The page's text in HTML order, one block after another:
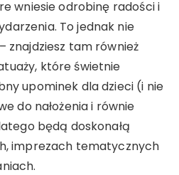
wniesie odrobinę radości i
To jednak nie
znajdziesz tam również
które świetnie
upominek dla dzieci (i nie
do nałożenia i równie
będą doskonałą
imprezach tematycznych